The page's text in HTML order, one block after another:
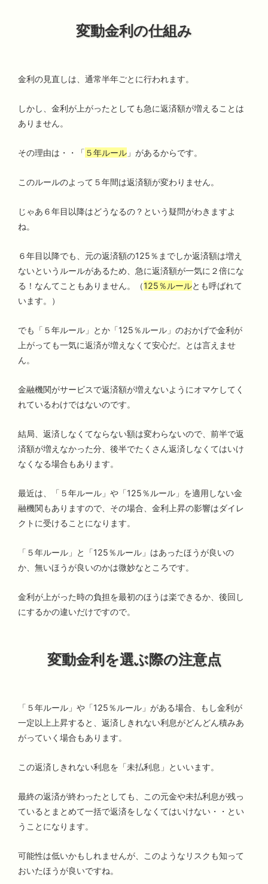
変動金利の仕組み
金利の見直しは、通常半年ごとに行われます。
しかし、金利が上がったとしても急に返済額が増えることは
ありません。
その理由は・・「 ５年ルール 」があるからです。
このルールのよって５年間は返済額が変わりません。
じゃあ６年目以降はどうなるの？という疑問がわきますよ
ね。
６年目以降でも、元の返済額の125％までしか返済額は増え
ないというルールがあるため、急に返済額が一気に２倍にな
る！なんてこともありません。（125％ルールとも呼ばれて
います。）
でも「５年ルール」とか「125％ルール」のおかげで金利が
上がっても一気に返済が増えなくて安心だ。とは言えませ
ん。
金融機関がサービスで返済額が増えないようにオマケしてく
れているわけではないのです。
結局、返済しなくてならない額は変わらないので、前半で返
済額が増えなかった分、後半でたくさん返済しなくてはいけ
なくなる場合もあります。
最近は、「５年ルール」や「125％ルール」を適用しない金
融機関もありますので、その場合、金利上昇の影響はダイレ
クトに受けることになります。
「５年ルール」と「125％ルール」はあったほうが良いの
か、無いほうが良いのかは微妙なところです。
金利が上がった時の負担を最初のほうは楽できるか、後回し
にするかの違いだけですので。
変動金利を選ぶ際の注意点
「５年ルール」や「125％ルール」がある場合、もし金利が
一定以上上昇すると、返済しきれない利息がどんどん積みあ
がっていく場合もあります。
この返済しきれない利息を「未払利息」といいます。
最終の返済が終わったとしても、この元金や未払利息が残っ
ているとまとめて一括で返済をしなくてはいけない・・とい
うことになります。
可能性は低いかもしれませんが、このようなリスクも知って
おいたほうが良いですね。